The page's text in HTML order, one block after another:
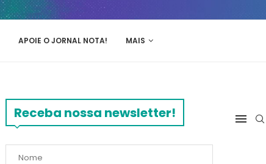
APOIE O JORNAL NOTA! MAIS
Receba nossa newsletter!